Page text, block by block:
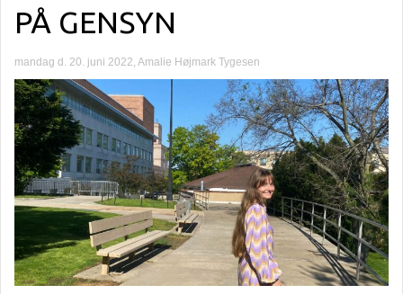
PÅ GENSYN
mandag d. 20. juni 2022, Amalie Højmark Tygesen